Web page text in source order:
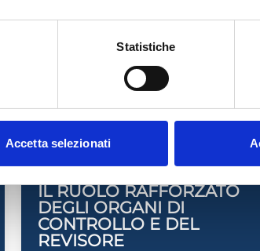
Statistiche
Accetta selezionati
6 Nov 2026
IL RUOLO RAFFORZATO
DEGLI ORGANI DI
CONTROLLO E DEL
REVISORE